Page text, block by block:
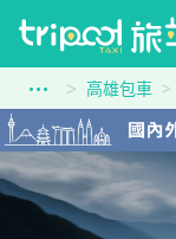
高雄包車